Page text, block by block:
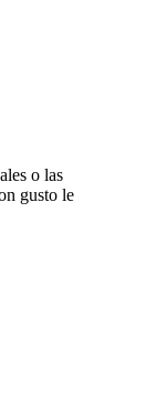
o las
gusto le